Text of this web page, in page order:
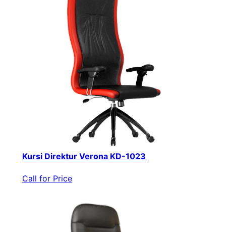
Kursi Direktur Verona KD-1023
Call for Price